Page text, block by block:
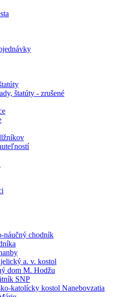
štatúty - zrušené
náučný chodník
a. v. kostol
dom M. Hodžu
SNP
katolícky kostol Nanebovzatia